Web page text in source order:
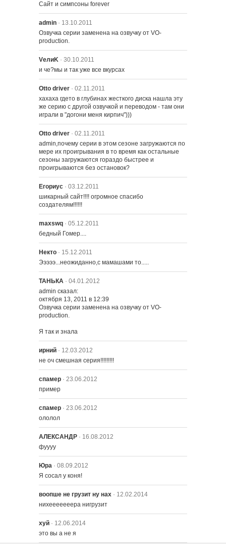
Сайт и симпсоны forever
admin · 13.10.2011
Озвучка серии заменена на озвучку от VO-
production.
VелиK · 30.10.2011
и че?мы и так уже все вкурсах
Otto driver · 02.11.2011
хахаха гдето в глубинах жесткого диска нашла эту
же серию с другой озвучкой и переводом - там они
играли в "догони меня кирпич")))
Otto driver · 02.11.2011
admin,почему серии в этом сезоне загружаются по
мере их проигрывания в то время как остальные
сезоны загружаются гораздо быстрее и
проигрываются без остановок?
Егориус · 03.12.2011
шикарный сайт!!!! огромное спасибо
создателям!!!!!!
maxswq · 05.12.2011
бедный Гомер....
Некто · 15.12.2011
Эээээ...неожиданно,с мамашами то.....
ТАНЬКА · 04.01.2012
admin сказал:
октября 13, 2011 в 12:39
Озвучка серии заменена на озвучку от VO-
production.
Я так и знала
ирний · 12.03.2012
не оч смешная серия!!!!!!!!!
спамер · 23.06.2012
пример
спамер · 23.06.2012
ололол
АЛЕКСАНДР · 16.08.2012
фуууу
Юра · 08.09.2012
Я сосал у коня!
воопше не грузит ну нах · 12.02.2014
нихееееееера нигрузит
хуй · 12.06.2014
это вы а не я